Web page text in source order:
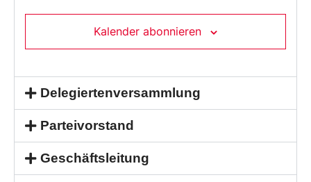
Kalender abonnieren
Delegiertenversammlung
Parteivorstand
Geschäftsleitung